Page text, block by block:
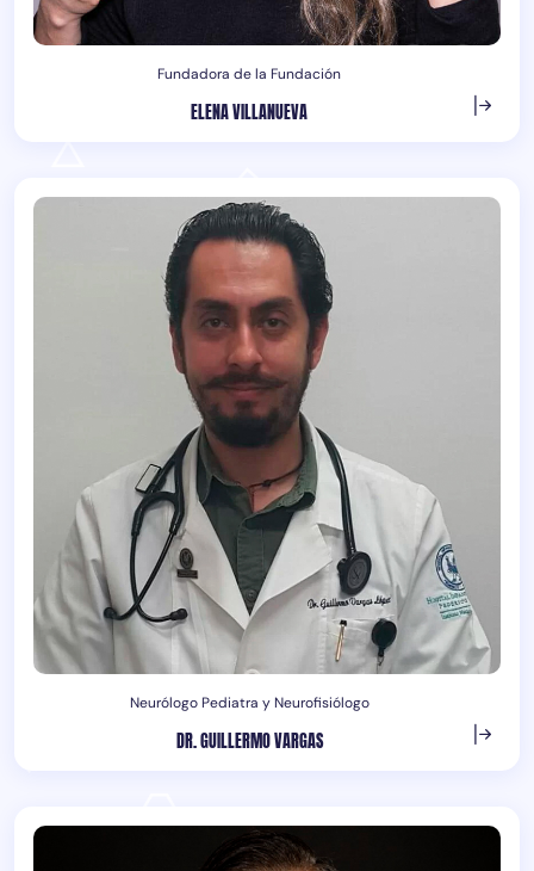
Fundadora de la Fundación
ELENA VILLANUEVA
Neurólogo Pediatra y Neurofisiólogo
DR. GUILLERMO VARGAS